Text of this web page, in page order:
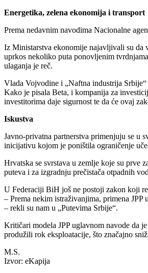
Energetika, zelena ekonomija i transport
Prema nedavnim navodima Nacionalne
Iz Ministarstva ekonomije najavljivali su da
uprkos nekoliko puta ponovljenim
ulaganja je reč.
Vlada Vojvodine i „Naftna industrija
Kako je pisala Beta, i kompanija za
investitorima daje sigurnost te da će ovaj
Iskustva
Javno-privatna partnerstva primenjuju se u
inicijativu kojom je poništila ograničenje
Hrvatska se svrstava u zemlje koje su prve
puteva i za izgradnju prečistača otpadnih
U Federaciji BiH još ne postoji zakon koji
– Prema nekim istraživanjima, primena
– rekli su nam u „Putevima Srbije“.
Kritičari modela JPP uglavnom navode da
produžili rok eksploatacije, što značajno
M.S.
Izvor: eKapija